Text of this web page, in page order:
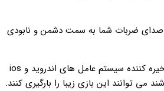
ضربات شما به سمت دشمن و نابودی
دستگاه مورد نیاز برای اجرای این بازی شگفت انگیز و خیره کننده سیستم عامل های اندروید و ios
می توانند این بازی زیبا را بارگیری کنند.